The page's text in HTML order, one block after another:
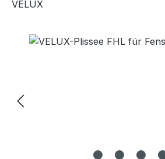
VELUX
Bildergalerie überspringen